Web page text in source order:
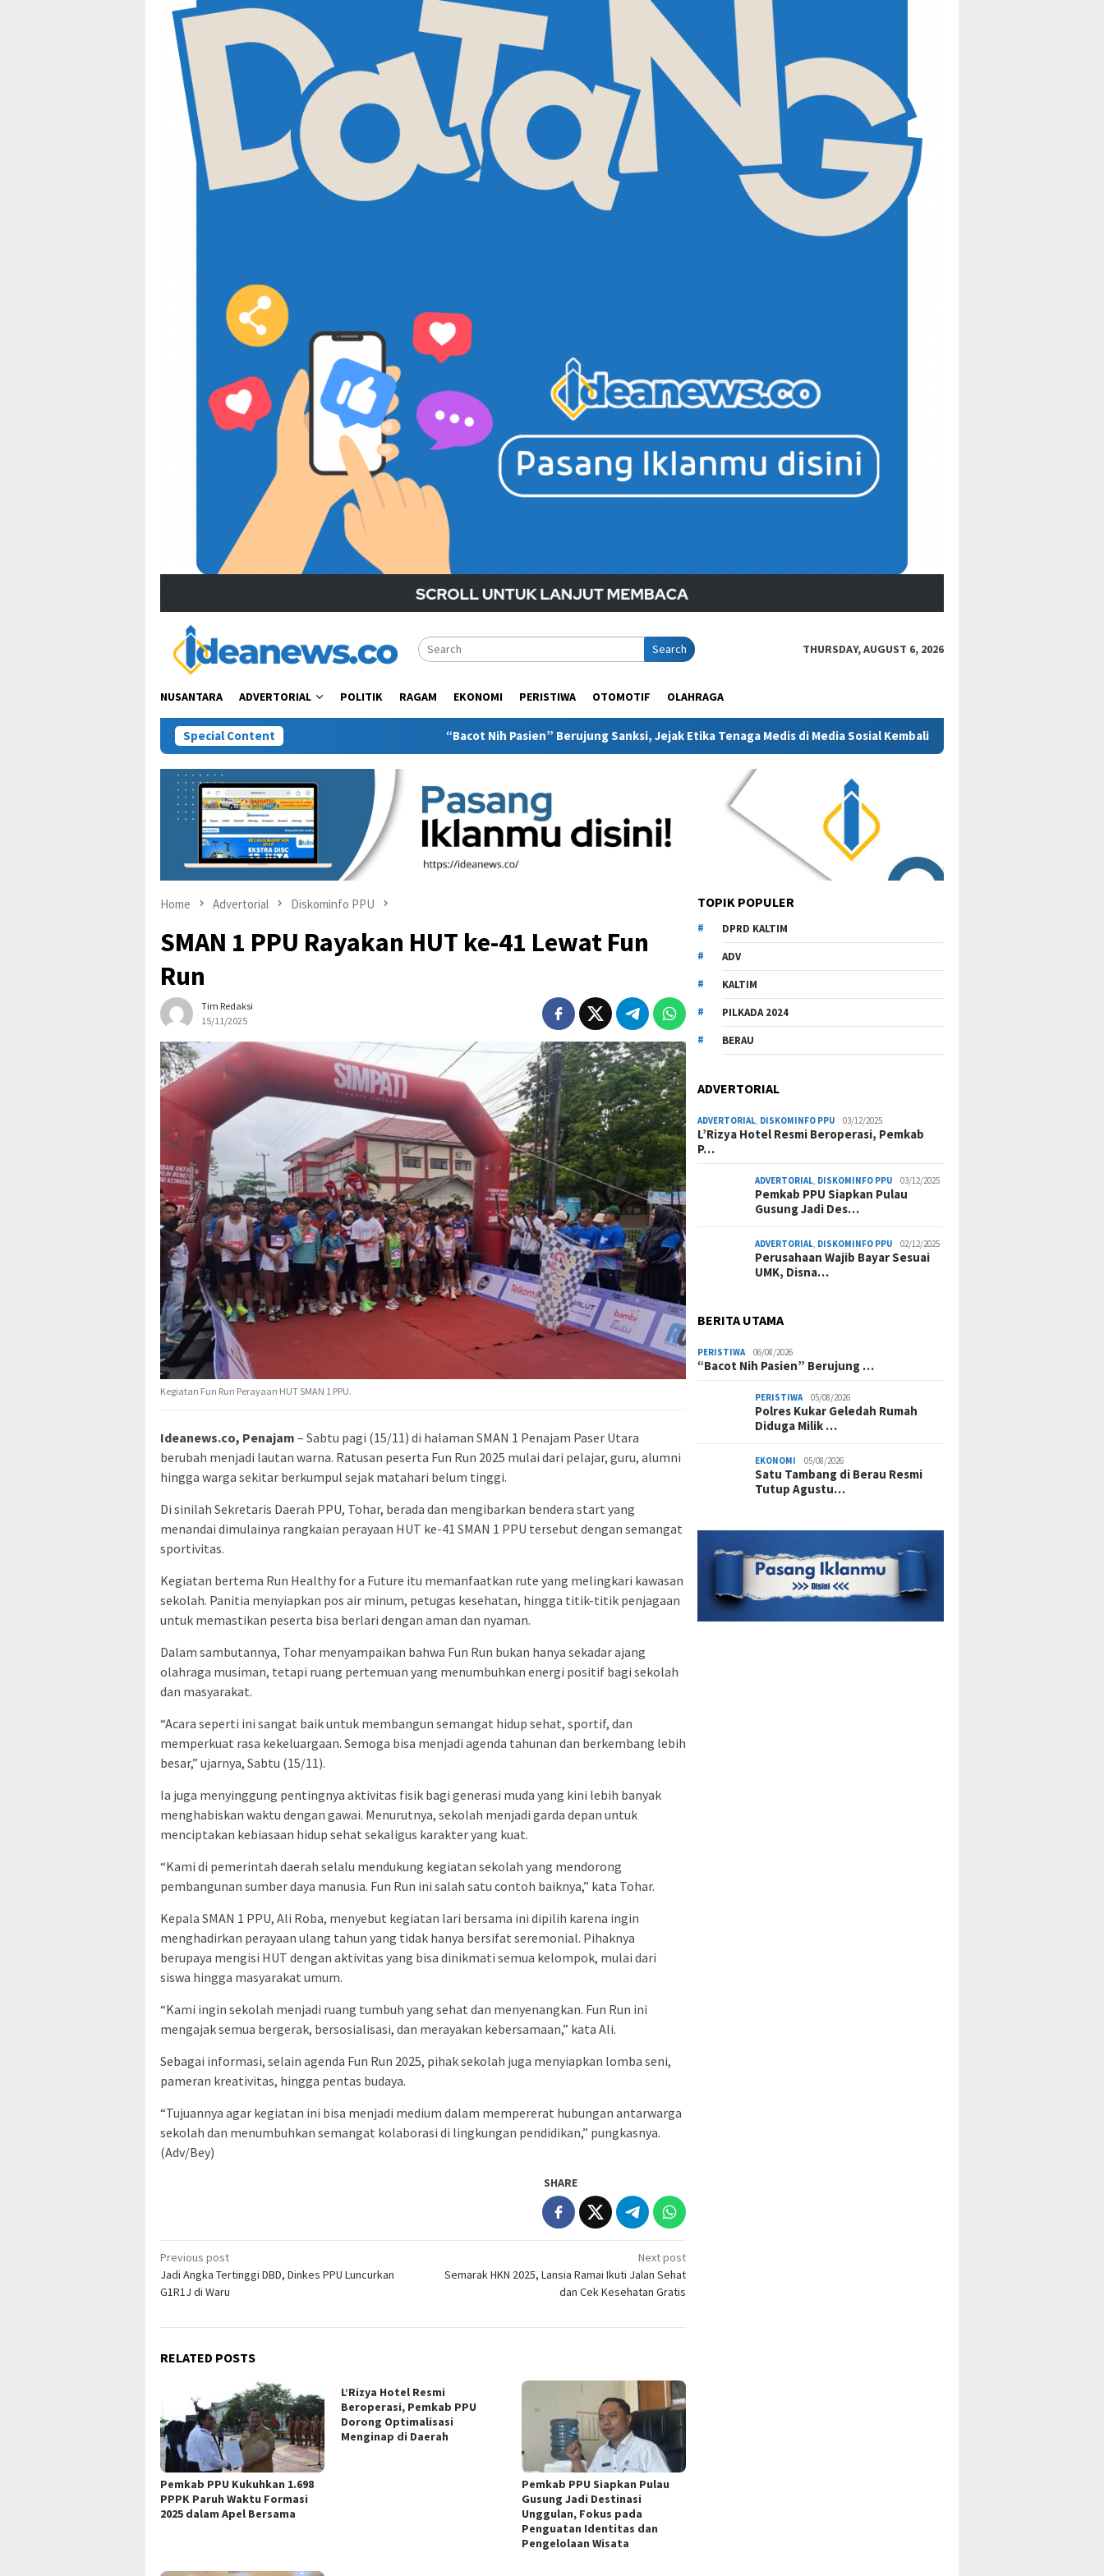
Search THURSDAY, AUGUST 6, 2026
NUSANTARA ADVERTORIAL POLITIK RAGAM EKONOMI PERISTIWA OTOMOTIF OLAHRAGA
Special Content “Bacot Nih Pasien” Berujung Sanksi, Jejak Etika Tenaga Medis di Media Sosial Kembali Dipertanyakan Polres Kukar Geledah Rumah
Home Advertorial Diskominfo PPU
SMAN 1 PPU Rayakan HUT ke-41 Lewat Fun
Run
Tim Redaksi
15/11/2025
Kegiatan Fun Run Perayaan HUT SMAN 1 PPU.
Ideanews.co, Penajam – Sabtu pagi (15/11) di halaman SMAN 1 Penajam Paser Utara
berubah menjadi lautan warna. Ratusan peserta Fun Run 2025 mulai dari pelajar, guru, alumni
hingga warga sekitar berkumpul sejak matahari belum tinggi.
Di sinilah Sekretaris Daerah PPU, Tohar, berada dan mengibarkan bendera start yang
menandai dimulainya rangkaian perayaan HUT ke-41 SMAN 1 PPU tersebut dengan semangat
sportivitas.
Kegiatan bertema Run Healthy for a Future itu memanfaatkan rute yang melingkari kawasan
sekolah. Panitia menyiapkan pos air minum, petugas kesehatan, hingga titik-titik penjagaan
untuk memastikan peserta bisa berlari dengan aman dan nyaman.
Dalam sambutannya, Tohar menyampaikan bahwa Fun Run bukan hanya sekadar ajang
olahraga musiman, tetapi ruang pertemuan yang menumbuhkan energi positif bagi sekolah
dan masyarakat.
“Acara seperti ini sangat baik untuk membangun semangat hidup sehat, sportif, dan
memperkuat rasa kekeluargaan. Semoga bisa menjadi agenda tahunan dan berkembang lebih
besar,” ujarnya, Sabtu (15/11).
Ia juga menyinggung pentingnya aktivitas fisik bagi generasi muda yang kini lebih banyak
menghabiskan waktu dengan gawai. Menurutnya, sekolah menjadi garda depan untuk
menciptakan kebiasaan hidup sehat sekaligus karakter yang kuat.
“Kami di pemerintah daerah selalu mendukung kegiatan sekolah yang mendorong
pembangunan sumber daya manusia. Fun Run ini salah satu contoh baiknya,” kata Tohar.
Kepala SMAN 1 PPU, Ali Roba, menyebut kegiatan lari bersama ini dipilih karena ingin
menghadirkan perayaan ulang tahun yang tidak hanya bersifat seremonial. Pihaknya
berupaya mengisi HUT dengan aktivitas yang bisa dinikmati semua kelompok, mulai dari
siswa hingga masyarakat umum.
“Kami ingin sekolah menjadi ruang tumbuh yang sehat dan menyenangkan. Fun Run ini
mengajak semua bergerak, bersosialisasi, dan merayakan kebersamaan,” kata Ali.
Sebagai informasi, selain agenda Fun Run 2025, pihak sekolah juga menyiapkan lomba seni,
pameran kreativitas, hingga pentas budaya.
“Tujuannya agar kegiatan ini bisa menjadi medium dalam mempererat hubungan antarwarga
sekolah dan menumbuhkan semangat kolaborasi di lingkungan pendidikan,” pungkasnya.
(Adv/Bey)
SHARE
Post
navigation
Previous post
Jadi Angka Tertinggi DBD, Dinkes PPU Luncurkan
G1R1J di Waru
Next post
Semarak HKN 2025, Lansia Ramai Ikuti Jalan Sehat
dan Cek Kesehatan Gratis
RELATED POSTS
Pemkab PPU Kukuhkan 1.698
PPPK Paruh Waktu Formasi
2025 dalam Apel Bersama
L’Rizya Hotel Resmi
Beroperasi, Pemkab PPU
Dorong Optimalisasi
Menginap di Daerah
Pemkab PPU Siapkan Pulau
Gusung Jadi Destinasi
Unggulan, Fokus pada
Penguatan Identitas dan
Pengelolaan Wisata
TOPIK POPULER
DPRD KALTIM
ADV
KALTIM
PILKADA 2024
BERAU
ADVERTORIAL
ADVERTORIAL, DISKOMINFO PPU 03/12/2025
L’Rizya Hotel Resmi Beroperasi, Pemkab
P…
ADVERTORIAL, DISKOMINFO PPU 03/12/2025
Pemkab PPU Siapkan Pulau
Gusung Jadi Des…
ADVERTORIAL, DISKOMINFO PPU 02/12/2025
Perusahaan Wajib Bayar Sesuai
UMK, Disna…
BERITA UTAMA
PERISTIWA 06/08/2026
“Bacot Nih Pasien” Berujung …
PERISTIWA 05/08/2026
Polres Kukar Geledah Rumah
Diduga Milik …
EKONOMI 05/08/2026
Satu Tambang di Berau Resmi
Tutup Agustu…